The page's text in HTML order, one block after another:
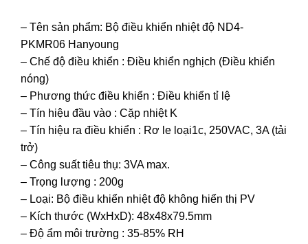
– Tên sản phẩm: Bộ điều khiển nhiệt độ ND4-
PKMR06 Hanyoung
– Chế độ điều khiển : Điều khiển nghịch (Điều khiển
nóng)
– Phương thức điều khiển : Điều khiển tỉ lệ
– Tín hiệu đầu vào : Cặp nhiệt K
– Tín hiệu ra điều khiển : Rơ le loại1c, 250VAC, 3A (tải
trở)
– Công suất tiêu thụ: 3VA max.
– Trọng lượng : 200g
– Loại: Bộ điều khiển nhiệt độ không hiển thị PV
– Kích thước (WxHxD): 48x48x79.5mm
– Độ ẩm môi trường : 35-85% RH